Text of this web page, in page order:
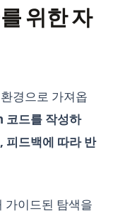
Wrong'
Guide
Images through
멀티모달 인터랙
in 1 Min
Learn How to
Annotations
Guide to venv,
드
deque,
with
산 간소화하기
위한 자
경으로 가져옵
드를 작성하
피드백에 따라 반
가이드된 탐색을